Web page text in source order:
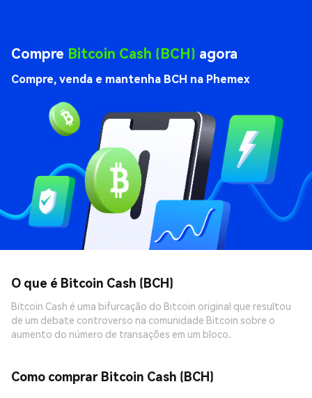
Compre Bitcoin Cash (BCH) agora
Compre, venda e mantenha BCH na Phemex
O que é Bitcoin Cash (BCH)
Bitcoin Cash é uma bifurcação do Bitcoin original que resultou
de um debate controverso na comunidade Bitcoin sobre o
aumento do número de transações em um bloco.
Como comprar Bitcoin Cash (BCH)